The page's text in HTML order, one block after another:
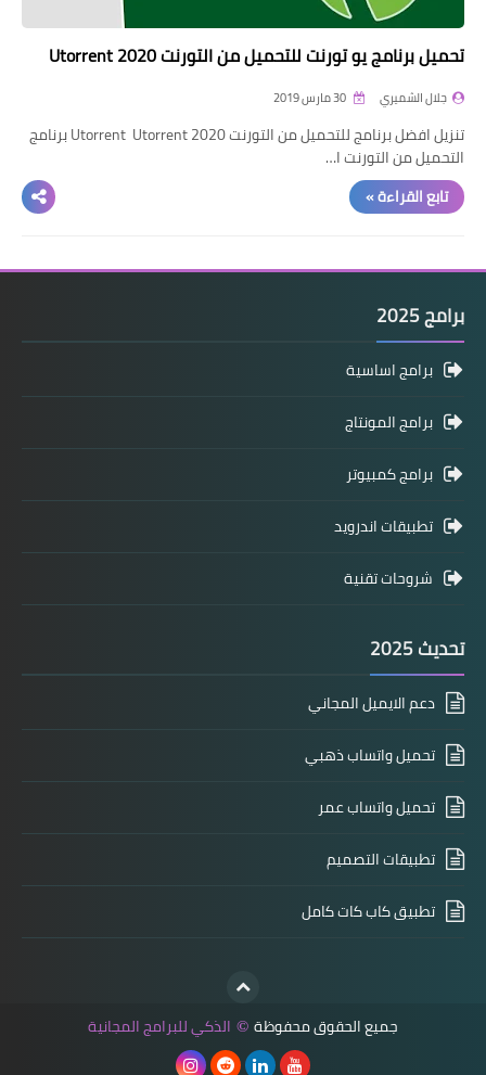
تحميل برنامج يو تورنت للتحميل من التورنت Utorrent 2020
جلال الشميري
تنزيل افضل برنامج للتحميل من التورنت Utorrent Utorrent 2020 برنامج
التحميل من التورنت ا…
تابع القراءة »
برامج 2025
برامج اساسية
برامج المونتاج
برامج كمبيوتر
تطبيقات اندرويد
شروحات تقنية
تحديث 2025
دعم الايميل المجاني
تحميل واتساب ذهبي
تحميل واتساب عمر
تطبيقات التصميم
تطبيق كاب كات كامل
جميع الحقوق محفوظة © الذكي للبرامج المجانية